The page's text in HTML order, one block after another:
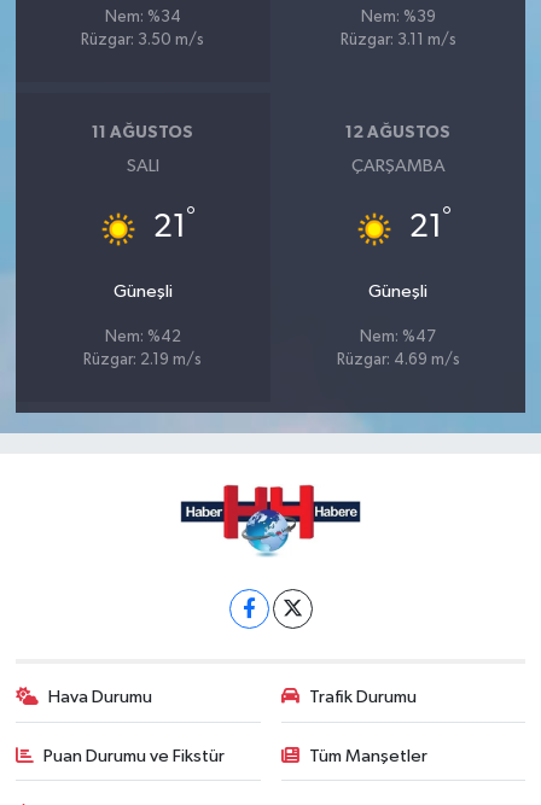
Nem: %34
Rüzgar: 3.50 m/s
Nem: %39
Rüzgar: 3.11 m/s
11 AĞUSTOS
SALI
21 °
Güneşli
Nem: %42
Rüzgar: 2.19 m/s
12 AĞUSTOS
ÇARŞAMBA
21 °
Güneşli
Nem: %47
Rüzgar: 4.69 m/s
Hava Durumu Trafik Durumu
Puan Durumu ve Fikstür Tüm Manşetler